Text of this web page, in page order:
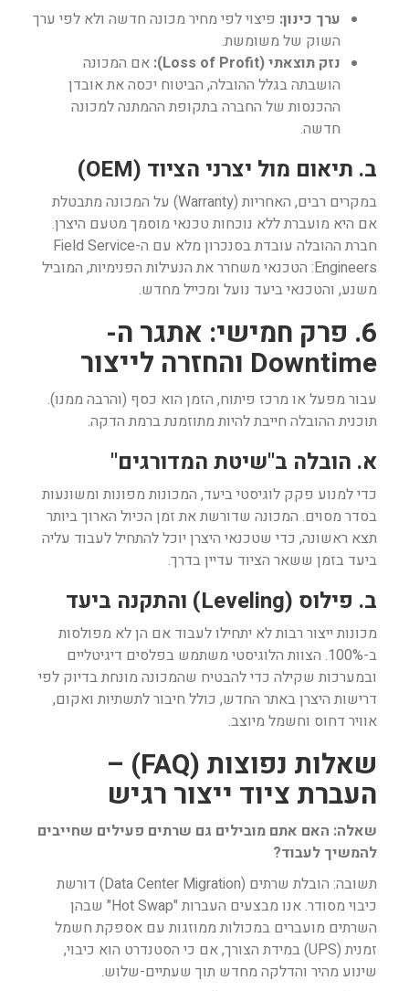
ערך כינון: פיצוי לפי מחיר מכונה חדשה ולא לפי ערך
השוק של משומשת.
נזק תוצאתי (Loss of Profit):
אם המכונה
הושבתה בגלל ההובלה, הביטוח יכסה את אובדן
ההכנסות של החברה בתקופת ההמתנה למכונה
חדשה.
ב. תיאום מול יצרני הציוד (OEM)
במקרים רבים, האחריות (Warranty) על המכונה מתבטלת
אם היא מועברת ללא נוכחות טכנאי מוסמך מטעם היצרן.
חברת ההובלה עובדת בסנכרון מלא עם ה-Field Service
Engineers: הטכנאי משחרר את הנעילות הפנימיות, המוביל
משנע, והטכנאי ביעד נועל ומכייל מחדש.
6. פרק חמישי: אתגר ה-
Downtime והחזרה לייצור
עבור מפעל או מרכז פיתוח, הזמן הוא כסף (והרבה ממנו).
תוכנית ההובלה חייבת להיות מתוזמנת ברמת הדקה.
א. הובלה ב"שיטת המדורגים"
כדי למנוע פקק לוגיסטי ביעד, המכונות מפונות ומשונעות
בסדר מסוים. המכונה שדורשת את זמן הכיול הארוך ביותר
תצא ראשונה, כדי שטכנאי היצרן יוכל להתחיל לעבוד עליה
ביעד בזמן ששאר הציוד עדיין בדרך.
ב. פילוס (Leveling) והתקנה ביעד
מכונות ייצור רבות לא יתחילו לעבוד אם הן לא מפולסות
ב-100%. הצוות הלוגיסטי משתמש בפלסים דיגיטליים
ובמערכות שקילה כדי להבטיח שהמכונה מונחת בדיוק לפי
דרישות היצרן באתר החדש, כולל חיבור לתשתיות ואקום,
אוויר דחוס וחשמל מיוצב.
שאלות נפוצות (FAQ) –
העברת ציוד ייצור רגיש
שאלה: האם אתם מובילים גם שרתים פעילים שחייבים
להמשיך לעבוד?
תשובה: הובלת שרתים (Data Center Migration) דורשת
כיבוי מסודר. אנו מבצעים העברות "Hot Swap" שבהן
השרתים מועברים במכולות ממוזגות עם אספקת חשמל
זמנית (UPS) במידת הצורך, אם כי הסטנדרט הוא כיבוי,
שינוע מהיר והדלקה מחדש תוך שעתיים-שלוש.